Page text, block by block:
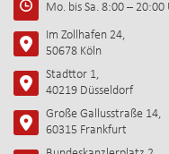
Mo. bis Sa. 8:00 – 20:00
Im Zollhafen 24,
50678 Köln
Stadttor 1,
40219 Düsseldorf
Große Gallusstraße 14,
60315 Frankfurt